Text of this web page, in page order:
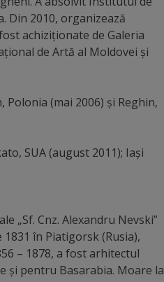
Din 2010, organizează
achiziţionate de Galeria
de Artă al Moldovei și
Polonia (mai 2006) și Reghin,
SUA (august 2011); Iași
„Sf. Cnz. Alexandru Nevski”
în Piatigorsk (Rusia),
– 1878, a fost arhitectul
și pentru Basarabia. Moare la